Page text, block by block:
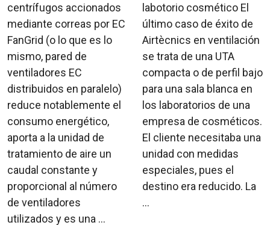
centrífugos accionados
mediante correas por EC
FanGrid (o lo que es lo
mismo, pared de
ventiladores EC
distribuidos en paralelo)
reduce notablemente el
consumo energético,
aporta a la unidad de
tratamiento de aire un
caudal constante y
proporcional al número
de ventiladores
utilizados y es una ...
labotorio cosmético El
último caso de éxito de
Airtècnics en ventilación
se trata de una UTA
compacta o de perfil bajo
para una sala blanca en
los laboratorios de una
empresa de cosméticos.
El cliente necesitaba una
unidad con medidas
especiales, pues el
destino era reducido. La
...